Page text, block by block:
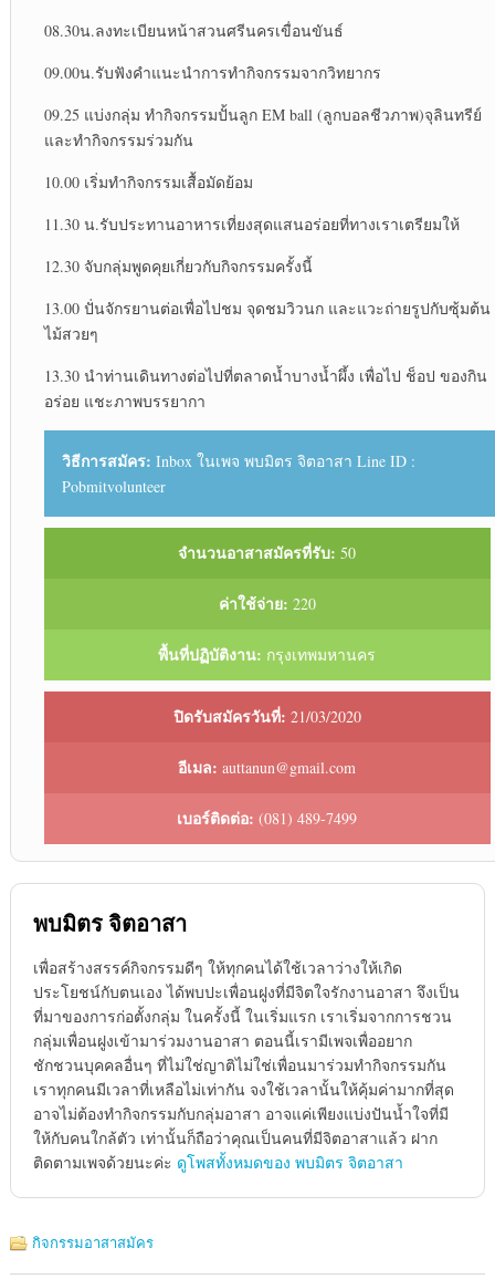
08.30น.ลงทะเบียนหน้าสวนศรีนครเขื่อนขันธ์
09.00น.รับฟังคำแนะนำการทำกิจกรรมจากวิทยากร
09.25 แบ่งกลุ่ม ทำกิจกรรมปั้นลูก EM ball (ลูกบอลชีวภาพ)จุลินทรีย์
และทำกิจกรรมร่วมกัน
10.00 เริ่มทำกิจกรรมเสื้อมัดย้อม
11.30 น.รับประทานอาหารเที่ยงสุดแสนอร่อยที่ทางเราเตรียมให้
12.30 จับกลุ่มพูดคุยเกี่ยวกับกิจกรรมครั้งนี้
13.00 ปั่นจักรยานต่อเพื่อไปชม จุดชมวิวนก และแวะถ่ายรูปกับซุ้มต้น
ไม้สวยๆ
13.30 นำท่านเดินทางต่อไปที่ตลาดน้ำบางน้ำผึ้ง เพื่อไป ช็อป ของกิน
อร่อย แชะภาพบรรยากา
วิธีการสมัคร: Inbox ในเพจ พบมิตร จิตอาสา Line ID :
Pobmitvolunteer
จำนวนอาสาสมัครที่รับ: 50
ค่าใช้จ่าย: 220
พื้นที่ปฏิบัติงาน: กรุงเทพมหานคร
ปิดรับสมัครวันที่: 21/03/2020
อีเมล: auttanun@gmail.com
เบอร์ติดต่อ: (081) 489-7499
พบมิตร จิตอาสา
เพื่อสร้างสรรค์กิจกรรมดีๆ ให้ทุกคนได้ใช้เวลาว่างให้เกิด
ประโยชน์กับตนเอง ได้พบปะเพื่อนฝูงที่มีจิตใจรักงานอาสา จึงเป็น
ที่มาของการก่อตั้งกลุ่ม ในครั้งนี้ ในเริ่มแรก เราเริ่มจากการชวน
กลุ่มเพื่อนฝูงเข้ามาร่วมงานอาสา ตอนนี้เรามีเพจเพื่ออยาก
ชักชวนบุคคลอื่นๆ ที่ไม่ใช่ญาติไม่ใช่เพื่อนมาร่วมทำกิจกรรมกัน
เราทุกคนมีเวลาที่เหลือไม่เท่ากัน จงใช้เวลานั้นให้คุ้มค่ามากที่สุด
อาจไม่ต้องทำกิจกรรมกับกลุ่มอาสา อาจแค่เพียงแบ่งปันน้ำใจที่มี
ให้กับคนใกล้ตัว เท่านั้นก็ถือว่าคุณเป็นคนที่มีจิตอาสาแล้ว ฝาก
ติดตามเพจด้วยนะค่ะ ดูโพสทั้งหมดของ พบมิตร จิตอาสา
กิจกรรมอาสาสมัคร